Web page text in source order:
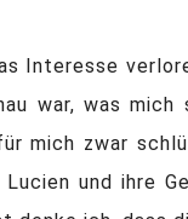
Interesse
war, was
mich zwar
und ihre